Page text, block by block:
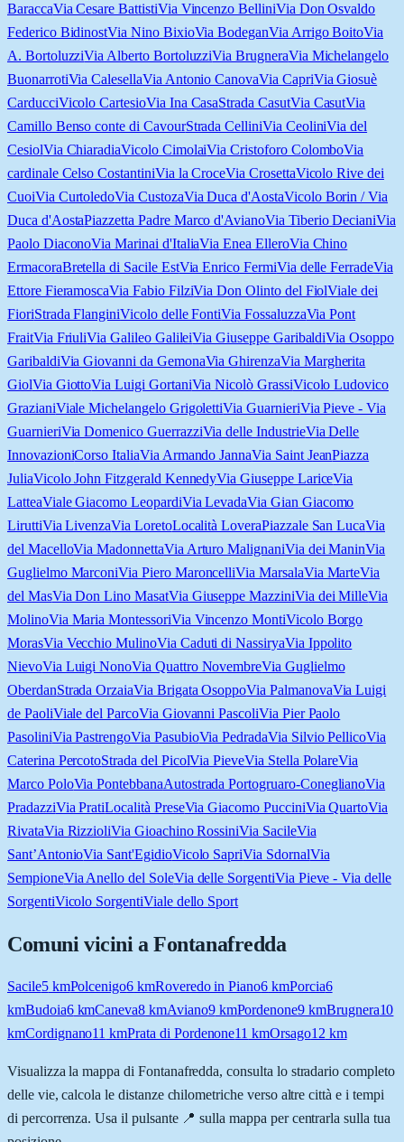
BaraccaVia Cesare BattistiVia Vincenzo BelliniVia Don Osvaldo
Federico BidinostVia Nino BixioVia BodeganVia Arrigo BoitoVia
A. BortoluzziVia Alberto BortoluzziVia BrugneraVia Michelangelo
BuonarrotiVia CalesellaVia Antonio CanovaVia CapriVia Giosuè
CarducciVicolo CartesioVia Ina CasaStrada CasutVia CasutVia
Camillo Benso conte di CavourStrada CelliniVia CeoliniVia del
CesiolVia ChiaradiaVicolo CimolaiVia Cristoforo ColomboVia
cardinale Celso CostantiniVia la CroceVia CrosettaVicolo Rive dei
CuoiVia CurtoledoVia CustozaVia Duca d'AostaVicolo Borin / Via
Duca d'AostaPiazzetta Padre Marco d'AvianoVia Tiberio DecianiVia
Paolo DiaconoVia Marinai d'ItaliaVia Enea ElleroVia Chino
ErmacoraBretella di Sacile EstVia Enrico FermiVia delle FerradeVia
Ettore FieramoscaVia Fabio FilziVia Don Olinto del FiolViale dei
FioriStrada FlanginiVicolo delle FontiVia FossaluzzaVia Pont
FraitVia FriuliVia Galileo GalileiVia Giuseppe GaribaldiVia Osoppo
GaribaldiVia Giovanni da GemonaVia GhirenzaVia Margherita
GiolVia GiottoVia Luigi GortaniVia Nicolò GrassiVicolo Ludovico
GrazianiViale Michelangelo GrigolettiVia GuarnieriVia Pieve - Via
GuarnieriVia Domenico GuerrazziVia delle IndustrieVia Delle
InnovazioniCorso ItaliaVia Armando JannaVia Saint JeanPiazza
JuliaVicolo John Fitzgerald KennedyVia Giuseppe LariceVia
LatteaViale Giacomo LeopardiVia LevadaVia Gian Giacomo
LiruttiVia LivenzaVia LoretoLocalità LoveraPiazzale San LucaVia
del MacelloVia MadonnettaVia Arturo MalignaniVia dei ManinVia
Guglielmo MarconiVia Piero MaroncelliVia MarsalaVia MarteVia
del MasVia Don Lino MasatVia Giuseppe MazziniVia dei MilleVia
MolinoVia Maria MontessoriVia Vincenzo MontiVicolo Borgo
MorasVia Vecchio MulinoVia Caduti di NassiryaVia Ippolito
NievoVia Luigi NonoVia Quattro NovembreVia Guglielmo
OberdanStrada OrzaiaVia Brigata OsoppoVia PalmanovaVia Luigi
de PaoliViale del ParcoVia Giovanni PascoliVia Pier Paolo
PasoliniVia PastrengoVia PasubioVia PedradaVia Silvio PellicoVia
Caterina PercotoStrada del PicolVia PieveVia Stella PolareVia
Marco PoloVia PontebbanaAutostrada Portogruaro-ConeglianoVia
PradazziVia PratiLocalità PreseVia Giacomo PucciniVia QuartoVia
RivataVia RizzioliVia Gioachino RossiniVia SacileVia
Sant’AntonioVia Sant'EgidioVicolo SapriVia SdornalVia
SempioneVia Anello del SoleVia delle SorgentiVia Pieve - Via delle
SorgentiVicolo SorgentiViale dello Sport
Comuni vicini aFontanafredda
Sacile5kmPolcenigo6 kmRoveredo in Piano6 kmPorcia6
kmBudoia6kmCaneva8 kmAviano9kmPordenone9 kmBrugnera10
kmCordignano11 kmPrata di Pordenone11 kmOrsago12 km
Visualizza la mappa di Fontanafredda, consulta lo stradario completo
delle vie, calcola le distanze chilometriche verso altre città e i tempi
di percorrenza. Usa il pulsante 📍 sulla mappa per centrarla sulla tua